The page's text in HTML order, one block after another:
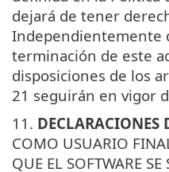
dejará de tener
Independientemente
terminación de este
disposiciones de los
21 seguirán en vigor
11. DECLARACIONES
COMO USUARIO
QUE EL SOFTWARE